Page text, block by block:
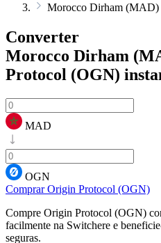
Morocco Dirham
Converter
Morocco Dirham
Protocol (OGN)
MAD
OGN
Comprar Origin Protocol (OGN)
Compre Origin Protocol (OGN)
facilmente na Switchere e
seguras.